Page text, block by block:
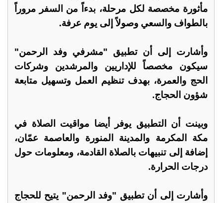
مأثورة مخصصة لكل مرحلة، بدءاً من السفر مروراً
بالطواف والسعي وصولاً إلى يوم عرفة.
وأشارت إلى أن تطبيق "مشرفي وفد الرحمن"
سيكون مخصصاً للإداريين والمرشدين وشركات
الحج والعمرة، بهدف تنظيم العمل وتسهيل متابعة
شؤون الحجاج.
وبينت أن التطبيق يوفر أيضا مواقيت الصلاة في
مكة المكرمة والمدينة المنورة والعاصمة عمّان،
إضافة إلى تنبيهات بالصلاة القادمة، ومعلومات حول
درجات الحرارة.
وأشارت إلى أن تطبيق "وفد الرحمن" يتيح للحجاج